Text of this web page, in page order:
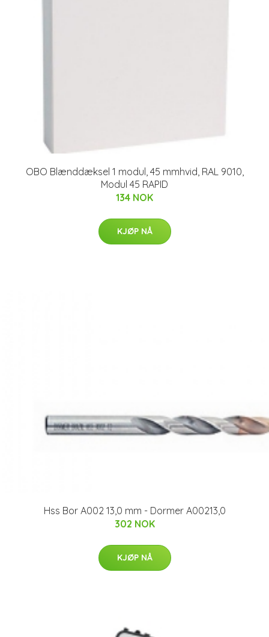
OBO Blænddæksel 1 modul, 45 mmhvid, RAL 9010,
Modul 45 RAPID
134 NOK
KJØP NÅ
Hss Bor A002 13,0 mm - Dormer A00213,0
302 NOK
KJØP NÅ